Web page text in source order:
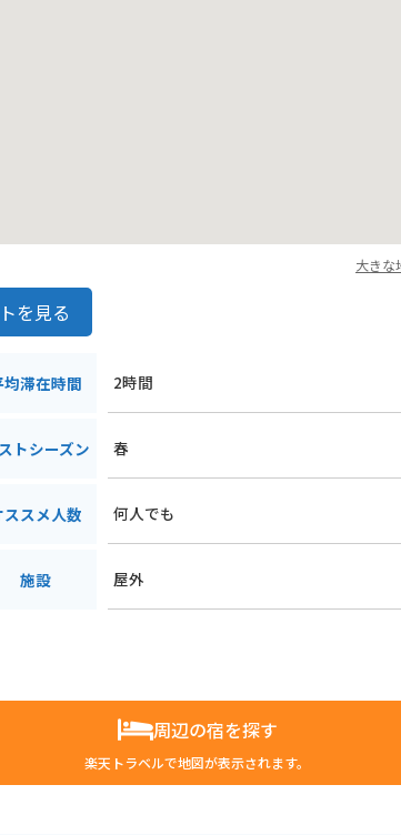
大きな
を見る
均滞在時間 2時間
トシーズン 春
ススメ人数 何人でも
施設 屋外
周辺の宿を探す
楽天トラベルで地図が表示されます。